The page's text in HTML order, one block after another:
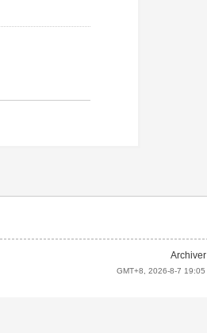
Archiver
GMT+8, 2026-8-7 19:05